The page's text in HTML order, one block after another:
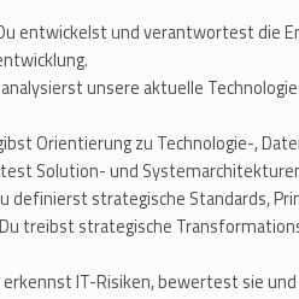
entwickelst und verantwortest die
unsere aktuelle
Orientierung zu Technologie-,
Solution- und
definierst strategische Standards,
Du treibst strategische
erkennst IT-Risiken, bewertest sie